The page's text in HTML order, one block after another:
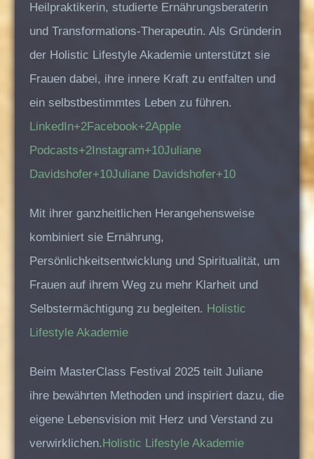
Heilpraktikerin, studierte Ernährungsberaterin
und Transformations-Therapeutin. Als Gründerin
der Holistic Lifestyle Akademie unterstützt sie
Frauen dabei, ihre innere Kraft zu entfalten und
ein selbstbestimmtes Leben zu führen.
LinkedIn+2Facebook+2Apple
Podcasts+2 Instagram+10Juliane
Davidshofer+10Juliane Davidshofer+10
Mit ihrer ganzheitlichen Herangehensweise
kombiniert sie Ernährung,
Persönlichkeitsentwicklung und Spiritualität, um
Frauen auf ihrem Weg zu mehr Klarheit und
Selbstermächtigung zu begleiten. Holistic
Lifestyle Akademie
Beim MasterClass Festival 2025 teilt Juliane
ihre bewährten Methoden und inspiriert dazu, die
eigene Lebensvision mit Herz und Verstand zu
verwirklichen. Holistic Lifestyle Akademie